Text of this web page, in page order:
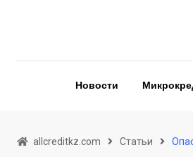
Новости
allcreditkz.com Статьи